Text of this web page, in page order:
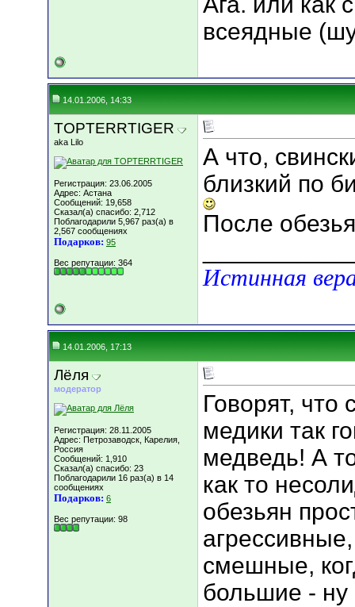
всеядные
14.01.2006, 14:33
TOPTERRTIGER
aka Lilo
Регистрация: 23.06.2005
Адрес: Астана
Сообщений: 19,658
Сказал(а) спасибо: 2,712
Поблагодарили 5,967 раз(а) в
2,567 сообщениях
Подарков: 95
Вес репутации: 364
А что,
близкий по
После
Истинная
14.01.2006, 17:13
Лёля
модератор
Регистрация: 28.11.2005
Адрес: Петрозаводск, Карелия,
Россия
Сообщений: 1,910
Сказал(а) спасибо: 23
Поблагодарили 16 раз(а) в 14
сообщениях
Подарков: 6
Вес репутации: 98
Говорят, что
медики так
медведь! А
как то
обезьян
смешные,
большие -